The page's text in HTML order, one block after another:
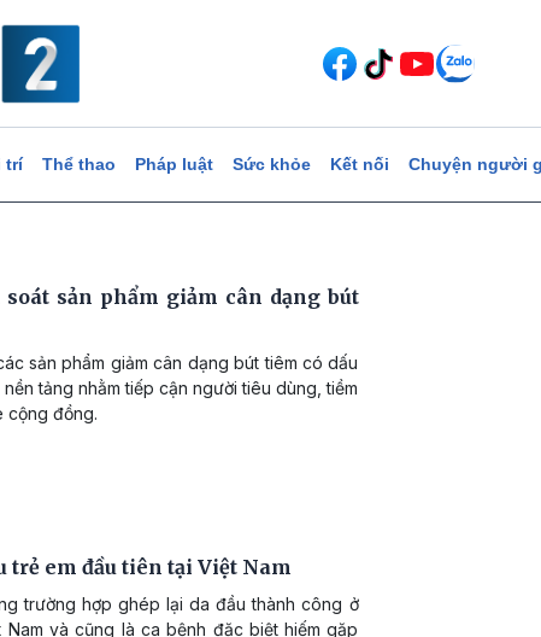
trí Thể thao Pháp luật Sức khỏe Kết nối Chuyện người
sản phẩm giảm cân dạng bút
sản phẩm giảm cân dạng bút tiêm có dấu
tảng nhằm tiếp cận người tiêu dùng, tiềm
cộng đồng.
trẻ em đầu tiên tại Việt Nam
trường hợp ghép lại da đầu thành công ở
và cũng là ca bệnh đặc biệt hiếm gặp